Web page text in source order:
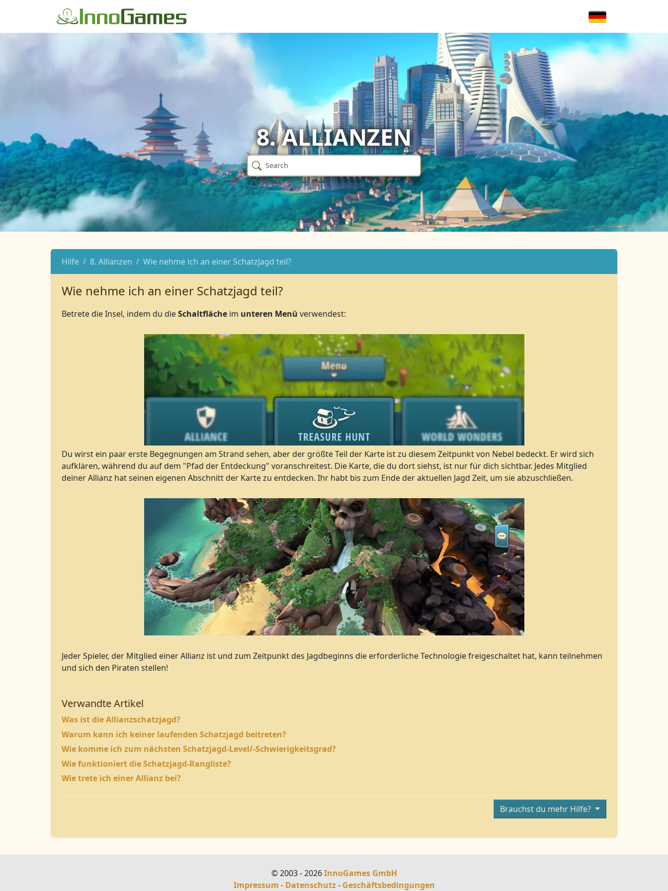
8. ALLIANZEN
Hilfe 8. Allianzen Wie nehme ich an einer Schatzjagd teil?
Wie nehme ich an einer Schatzjagd teil?
Betrete die Insel, indem du dieSchaltfläche im unteren Menü verwendest:
Du wirst ein paar erste Begegnungen am Strand sehen, aber der größte Teil der Karte ist zu diesem Zeitpunkt von Nebel bedeckt. Er wird sich
aufklären, während du auf dem "Pfad der Entdeckung" voranschreitest. Die Karte, die du dort siehst, ist nur für dich sichtbar. Jedes Mitglied
deiner Allianz hat seinen eigenen Abschnitt der Karte zu entdecken. Ihr habt bis zum Ende der aktuellen Jagd Zeit, um sie abzuschließen.
Jeder Spieler, der Mitglied einer Allianz ist und zum Zeitpunkt des Jagdbeginns die erforderliche Technologie freigeschaltet hat, kann teilnehmen
und sich den Piraten stellen!
Verwandte Artikel
Was ist die Allianzschatzjagd?
Warum kann ich keiner laufenden Schatzjagd beitreten?
Wie komme ich zum nächsten Schatzjagd-Level/-Schwierigkeitsgrad?
Wie funktioniert die Schatzjagd-Rangliste?
Wie trete ich einer Allianz bei?
Brauchst du mehr Hilfe?
© 2003 - 2026InnoGames GmbH
Impressum - Datenschutz- Geschäftsbedingungen